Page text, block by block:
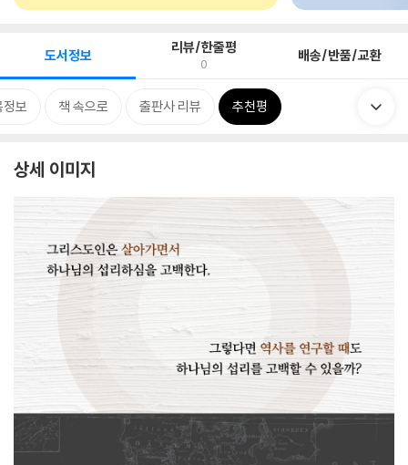
도서정보 리뷰/한줄평
0 배송/반품/교환
정보 책 속으로 출판사 리뷰 추천평
상세 이미지